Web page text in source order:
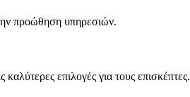
προώθηση υπηρεσιών.
επιλογές για τους επισκέπτες.